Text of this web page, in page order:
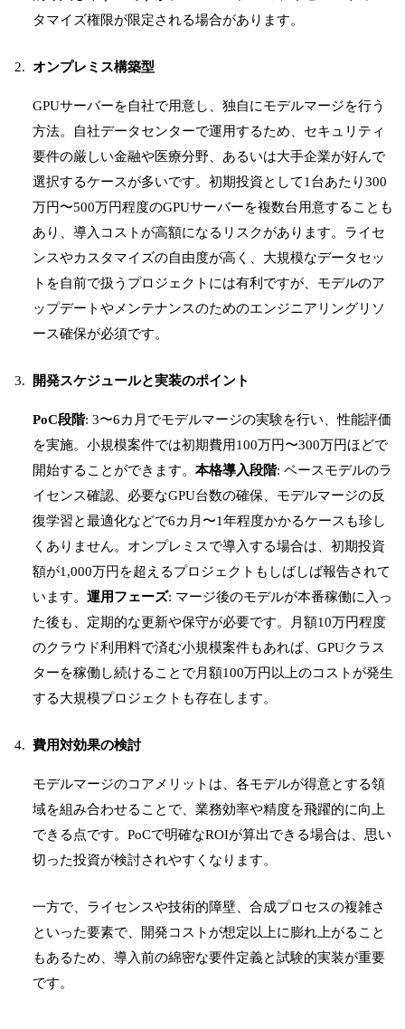
タマイズ権限が限定される場合があります。
オンプレミス構築型
GPUサーバーを自社で用意し、独自にモデルマージを行う
方法。自社データセンターで運用するため、セキュリティ
要件の厳しい金融や医療分野、あるいは大手企業が好んで
選択するケースが多いです。初期投資として1台あたり300
万円〜500万円程度のGPUサーバーを複数台用意することも
あり、導入コストが高額になるリスクがあります。ライセ
ンスやカスタマイズの自由度が高く、大規模なデータセッ
トを自前で扱うプロジェクトには有利ですが、モデルのア
ップデートやメンテナンスのためのエンジニアリングリソ
ース確保が必須です。
開発スケジュールと実装のポイント
PoC段階: 3〜6カ月でモデルマージの実験を行い、性能評価
を実施。小規模案件では初期費用100万円〜300万円ほどで
開始することができます。 本格導入段階: ベースモデルのラ
イセンス確認、必要なGPU台数の確保、モデルマージの反
復学習と最適化などで6カ月〜1年程度かかるケースも珍し
くありません。オンプレミスで導入する場合は、初期投資
額が1,000万円を超えるプロジェクトもしばしば報告されて
います。 運用フェーズ: マージ後のモデルが本番稼働に入っ
た後も、定期的な更新や保守が必要です。月額10万円程度
のクラウド利用料で済む小規模案件もあれば、GPUクラス
ターを稼働し続けることで月額100万円以上のコストが発生
する大規模プロジェクトも存在します。
費用対効果の検討
モデルマージのコアメリットは、各モデルが得意とする領
域を組み合わせることで、業務効率や精度を飛躍的に向上
できる点です。PoCで明確なROIが算出できる場合は、思い
切った投資が検討されやすくなります。
一方で、ライセンスや技術的障壁、合成プロセスの複雑さ
といった要素で、開発コストが想定以上に膨れ上がること
もあるため、導入前の綿密な要件定義と試験的実装が重要
です。